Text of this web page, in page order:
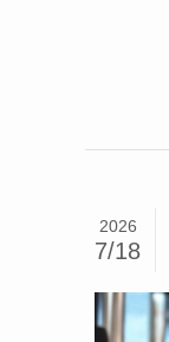
2026
7/18